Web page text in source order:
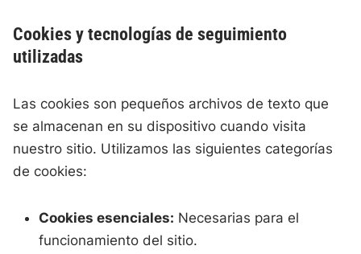
Cookies y tecnologías de seguimiento
utilizadas
Las cookies son pequeños archivos de texto que
se almacenan en su dispositivo cuando visita
nuestro sitio. Utilizamos las siguientes categorías
de cookies:
Cookies esenciales: Necesarias para el
funcionamiento del sitio.